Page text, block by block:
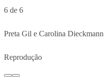
6 de 6
Preta Gil e Carolina Dieckmann
Reprodução